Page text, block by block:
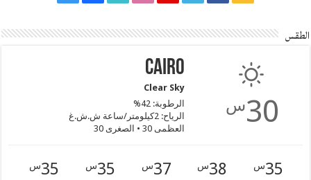
الطقس
30س
Cairo
Clear Sky
الرطوبة: 42%
الرياح: 2كيلومتر/ساعة ش.ش.غ
العظمى 30 • الصغرى 30
35س 38س 37س 35س 35س